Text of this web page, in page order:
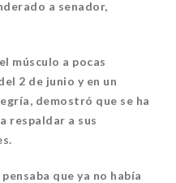
a senador,
músculo a pocas
2 de junio y en un
demostró que se ha
respaldar a sus
que ya no había